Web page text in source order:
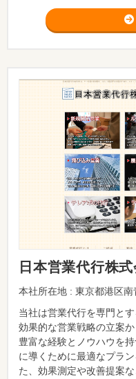
日本営業代行株
本社所在地 : 東京都港区
当社は営業代行を専門と
効果的な営業戦略の立案
豊富な経験とノウハウを
に導くために最適なプラ
た、効果測定や改善提案